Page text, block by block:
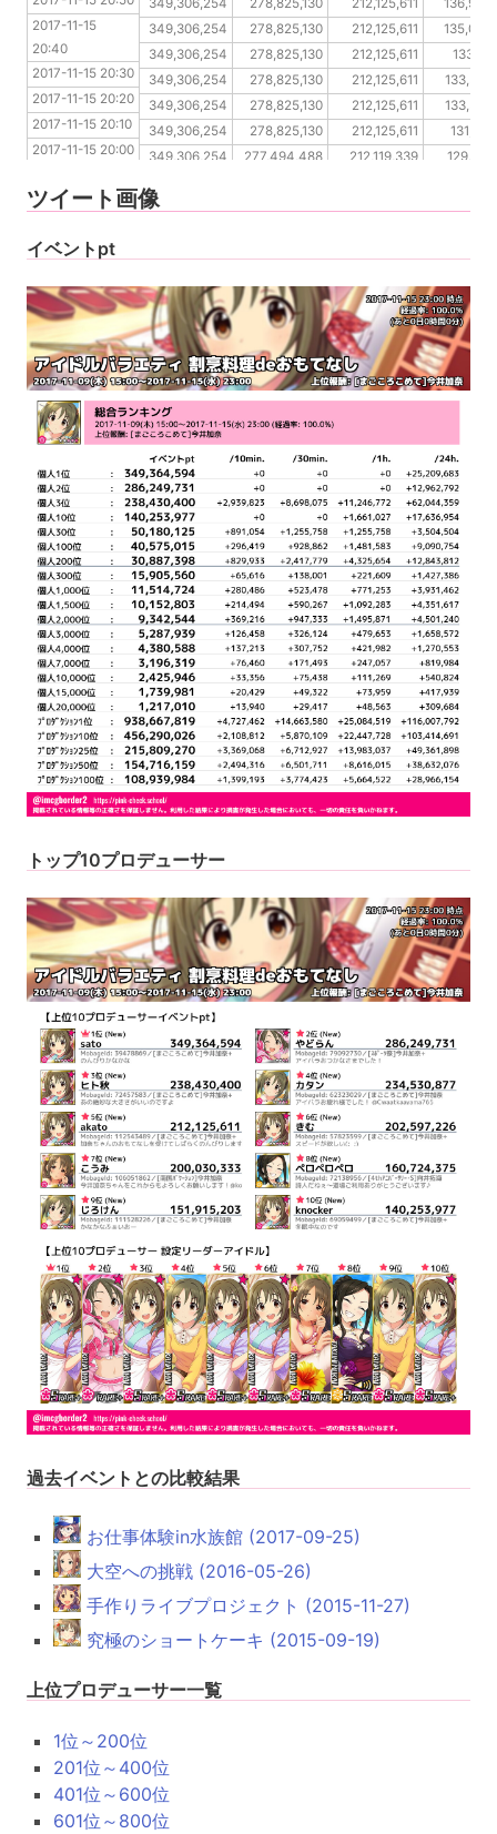
2017-11-15 20:40 349,306,254 278,825,130 212,125,611
2017-11-15 20:30
349,306,254 278,825,130 212,125,611
2017-11-15 20:20
349,306,254 278,825,130 212,125,611
2017-11-15 20:10
349,306,254 278,825,130 212,125,611
2017-11-15 20:00
349,306,254 278,825,130 212,125,611
2017-11-15 19:50
349,306,254 278,825,130 212,125,611
2017-11-15 19:40
349,306,254 277,494,488 212,119,339
2017-11-15
20:40
2017-11-15 20:30
2017-11-15 20:20
2017-11-15 20:10
2017-11-15 20:00
2017-11-15 19:40
ツイート画像
イベントpt
トップ10プロデューサー
過去イベントとの比較結果
お仕事体験in水族館 (2017-09-25)
大空への挑戦 (2016-05-26)
手作りライブプロジェクト (2015-11-27)
究極のショートケーキ (2015-09-19)
上位プロデューサー一覧
1位～200位
201位～400位
401位～600位
601位～800位